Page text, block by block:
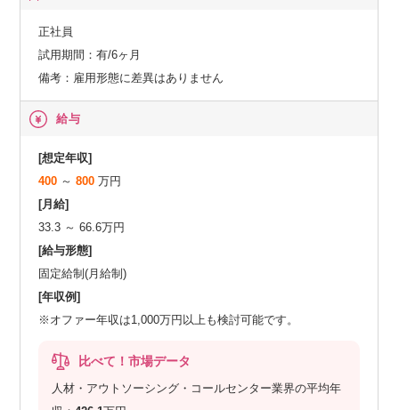
正社員
試用期間：有/6ヶ月
備考：雇用形態に差異はありません
給与
[想定年収]
400 ～800 万円
[月給]
33.3 ～ 66.6万円
[給与形態]
固定給制(月給制)
[年収例]
※オファー年収は1,000万円以上も検討可能です。
比べて！市場データ
人材・アウトソーシング・コールセンター業界の平均年